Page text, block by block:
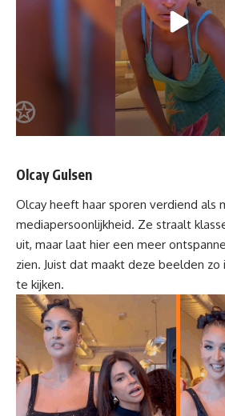
Olcay Gulsen
Olcay heeft haar sporen verdiend als
mediapersoonlijkheid. Ze straalt
uit, maar laat hier een meer
zien. Juist dat maakt deze beelden
te kijken.